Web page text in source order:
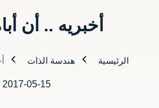
أخبريه .. أن
الرئيسية هندسة الذات
2017-05-15